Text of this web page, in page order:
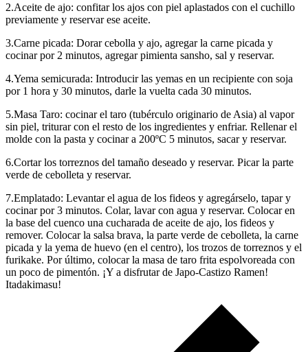
2.Aceite de ajo: confitar los ajos con piel aplastados con el cuchillo
previamente y reservar ese aceite.
3.Carne picada: Dorar cebolla y ajo, agregar la carne picada y
cocinar por 2 minutos, agregar pimienta sansho, sal y reservar.
4.Yema semicurada: Introducir las yemas en un recipiente con soja
por 1 hora y 30 minutos, darle la vuelta cada 30 minutos.
5.Masa Taro: cocinar el taro (tubérculo originario de Asia) al vapor
sin piel, triturar con el resto de los ingredientes y enfriar. Rellenar el
molde con la pasta y cocinar a 200ºC 5 minutos, sacar y reservar.
6.Cortar los torreznos del tamaño deseado y reservar. Picar la parte
verde de cebolleta y reservar.
7.Emplatado: Levantar el agua de los fideos y agregárselo, tapar y
cocinar por 3 minutos. Colar, lavar con agua y reservar. Colocar en
la base del cuenco una cucharada de aceite de ajo, los fideos y
remover. Colocar la salsa brava, la parte verde de cebolleta, la carne
picada y la yema de huevo (en el centro), los trozos de torreznos y el
furikake. Por último, colocar la masa de taro frita espolvoreada con
un poco de pimentón. ¡Y a disfrutar de Japo-Castizo Ramen!
Itadakimasu!